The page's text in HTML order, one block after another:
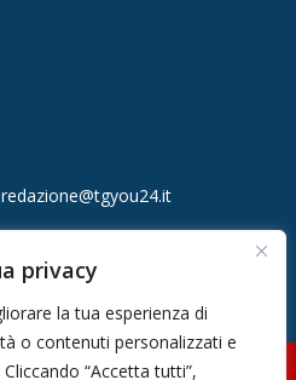
privacy
la tua esperienza di
o contenuti personalizzati e
“Accetta tutti”,
redazione@tgyou24.it